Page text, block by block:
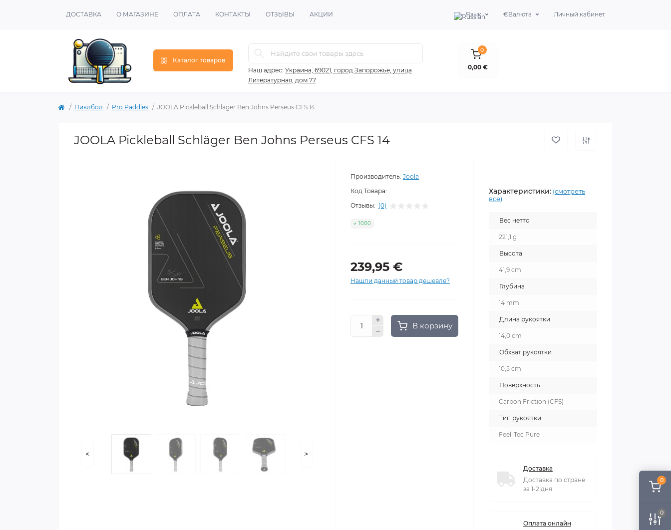
0
0
ДОСТАВКА О МАГАЗИНЕ ОПЛАТА КОНТАКТЫ ОТЗЫВЫ АКЦИИ Язык €Валюта Личный кабинет
Каталог товаров
Наш адрес: Украина, 69021, город Запорожье, улица
Литературная, дом 77
0
0,00 €
Пиклбол Pro Paddles JOOLA Pickleball Schläger Ben Johns Perseus CFS 14
JOOLA Pickleball Schläger Ben Johns Perseus CFS 14
< >
Производитель: Joola
Код Товара:
Отзывы: (0)
1000
239,95 €
Нашли данный товар дешевле?
В корзину
Характеристики: (смотреть
все)
Вес нетто
221,1 g
Высота
41,9 cm
Глубина
14 mm
Длина рукоятки
14,0 cm
Обхват рукоятки
10,5 cm
Поверхность
Carbon Friction (CFS)
Тип рукоятки
Feel-Tec Pure
Доставка
Доставка по стране
за 1-2 дня.
Оплата онлайн